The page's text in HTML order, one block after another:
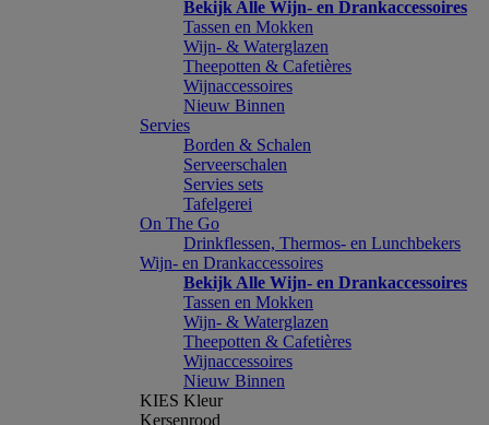
Bekijk Alle Wijn- en Drankaccessoires
Tassen en Mokken
Wijn- & Waterglazen
Theepotten & Cafetières
Wijnaccessoires
Nieuw Binnen
Servies
Borden & Schalen
Serveerschalen
Servies sets
Tafelgerei
On The Go
Drinkflessen, Thermos- en Lunchbekers
Wijn- en Drankaccessoires
Bekijk Alle Wijn- en Drankaccessoires
Tassen en Mokken
Wijn- & Waterglazen
Theepotten & Cafetières
Wijnaccessoires
Nieuw Binnen
KIES Kleur
Kersenrood